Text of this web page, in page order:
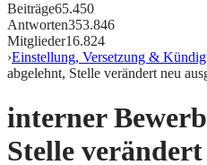
Beiträge65.450
Antworten353.846
Mitglieder16.824
›Einstellung, Versetzung &
abgelehnt, Stelle verändert neu
interner
Stelle